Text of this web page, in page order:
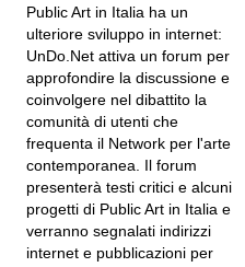
Public Art in Italia ha un
ulteriore sviluppo in internet:
UnDo.Net attiva un forum per
approfondire la discussione e
coinvolgere nel dibattito la
comunità di utenti che
frequenta il Network per l'arte
contemporanea. Il forum
presenterà testi critici e alcuni
progetti di Public Art in Italia e
verranno segnalati indirizzi
internet e pubblicazioni per